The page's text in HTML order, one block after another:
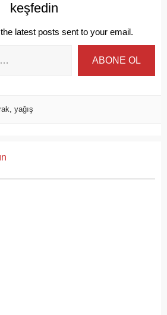
keşfedin
latest posts sent to your email.
ABONE OL
, yağış